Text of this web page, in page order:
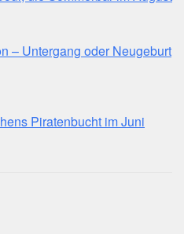
– Untergang oder Neugeburt
Piratenbucht im Juni